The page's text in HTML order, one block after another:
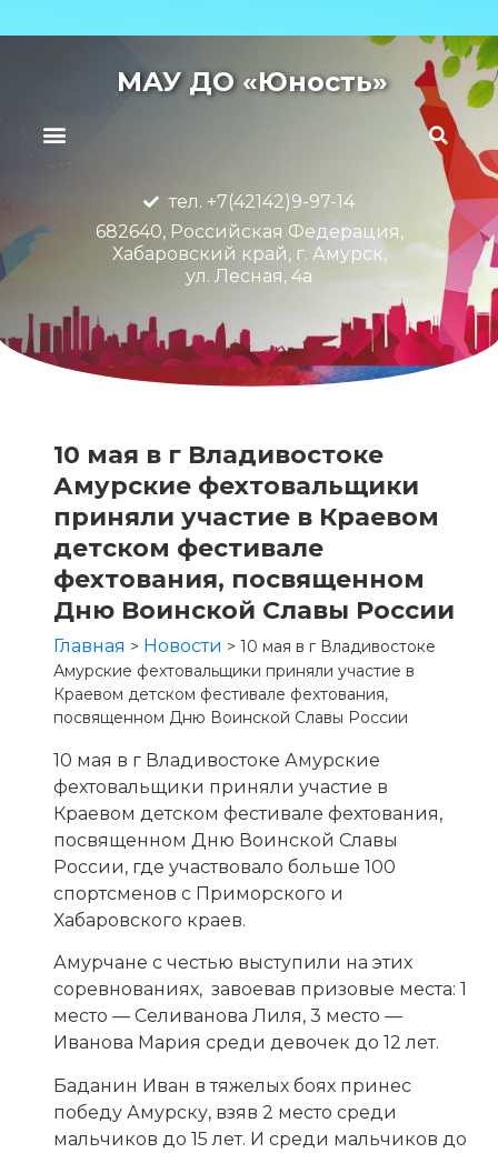
МАУ ДО «Юность»
тел. +7(42142)9-97-14
682640, Российская Федерация,
Хабаровский край, г. Амурск,
ул. Лесная, 4а
10 мая в г Владивостоке
Амурские фехтовальщики
приняли участие в Краевом
детском фестивале
фехтования, посвященном
Дню Воинской Славы России
Главная > Новости > 10 мая в г Владивостоке
Амурские фехтовальщики приняли участие в
Краевом детском фестивале фехтования,
посвященном Дню Воинской Славы России
10 мая в г Владивостоке Амурские
фехтовальщики приняли участие в
Краевом детском фестивале фехтования,
посвященном Дню Воинской Славы
России, где участвовало больше 100
спортсменов с Приморского и
Хабаровского краев.
Амурчане с честью выступили на этих
соревнованиях, завоевав призовые места: 1
место — Селиванова Лиля, 3 место —
Иванова Мария среди девочек до 12 лет.
Баданин Иван в тяжелых боях принес
победу Амурску, взяв 2 место среди
мальчиков до 15 лет. И среди мальчиков до